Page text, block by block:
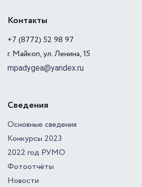
Контакты
+7 (8772) 52 98 97
г. Майкоп, ул. Ленина, 15
mpadygea@yandex.ru
Сведения
Основные сведения
Конкурсы 2023
2022 год РУМО
Фотоотчёты
Новости